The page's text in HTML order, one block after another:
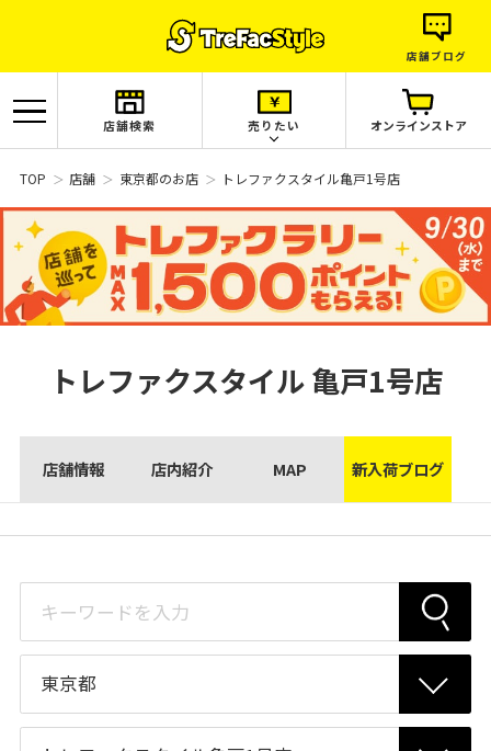
店舗ブログ
店舗検索 売りたい オンラインストア
TOP 店舗 東京都のお店 トレファクスタイル亀戸1号店
トレファクスタイル亀戸1号店
店舗情報 店内紹介 MAP 新入荷ブログ